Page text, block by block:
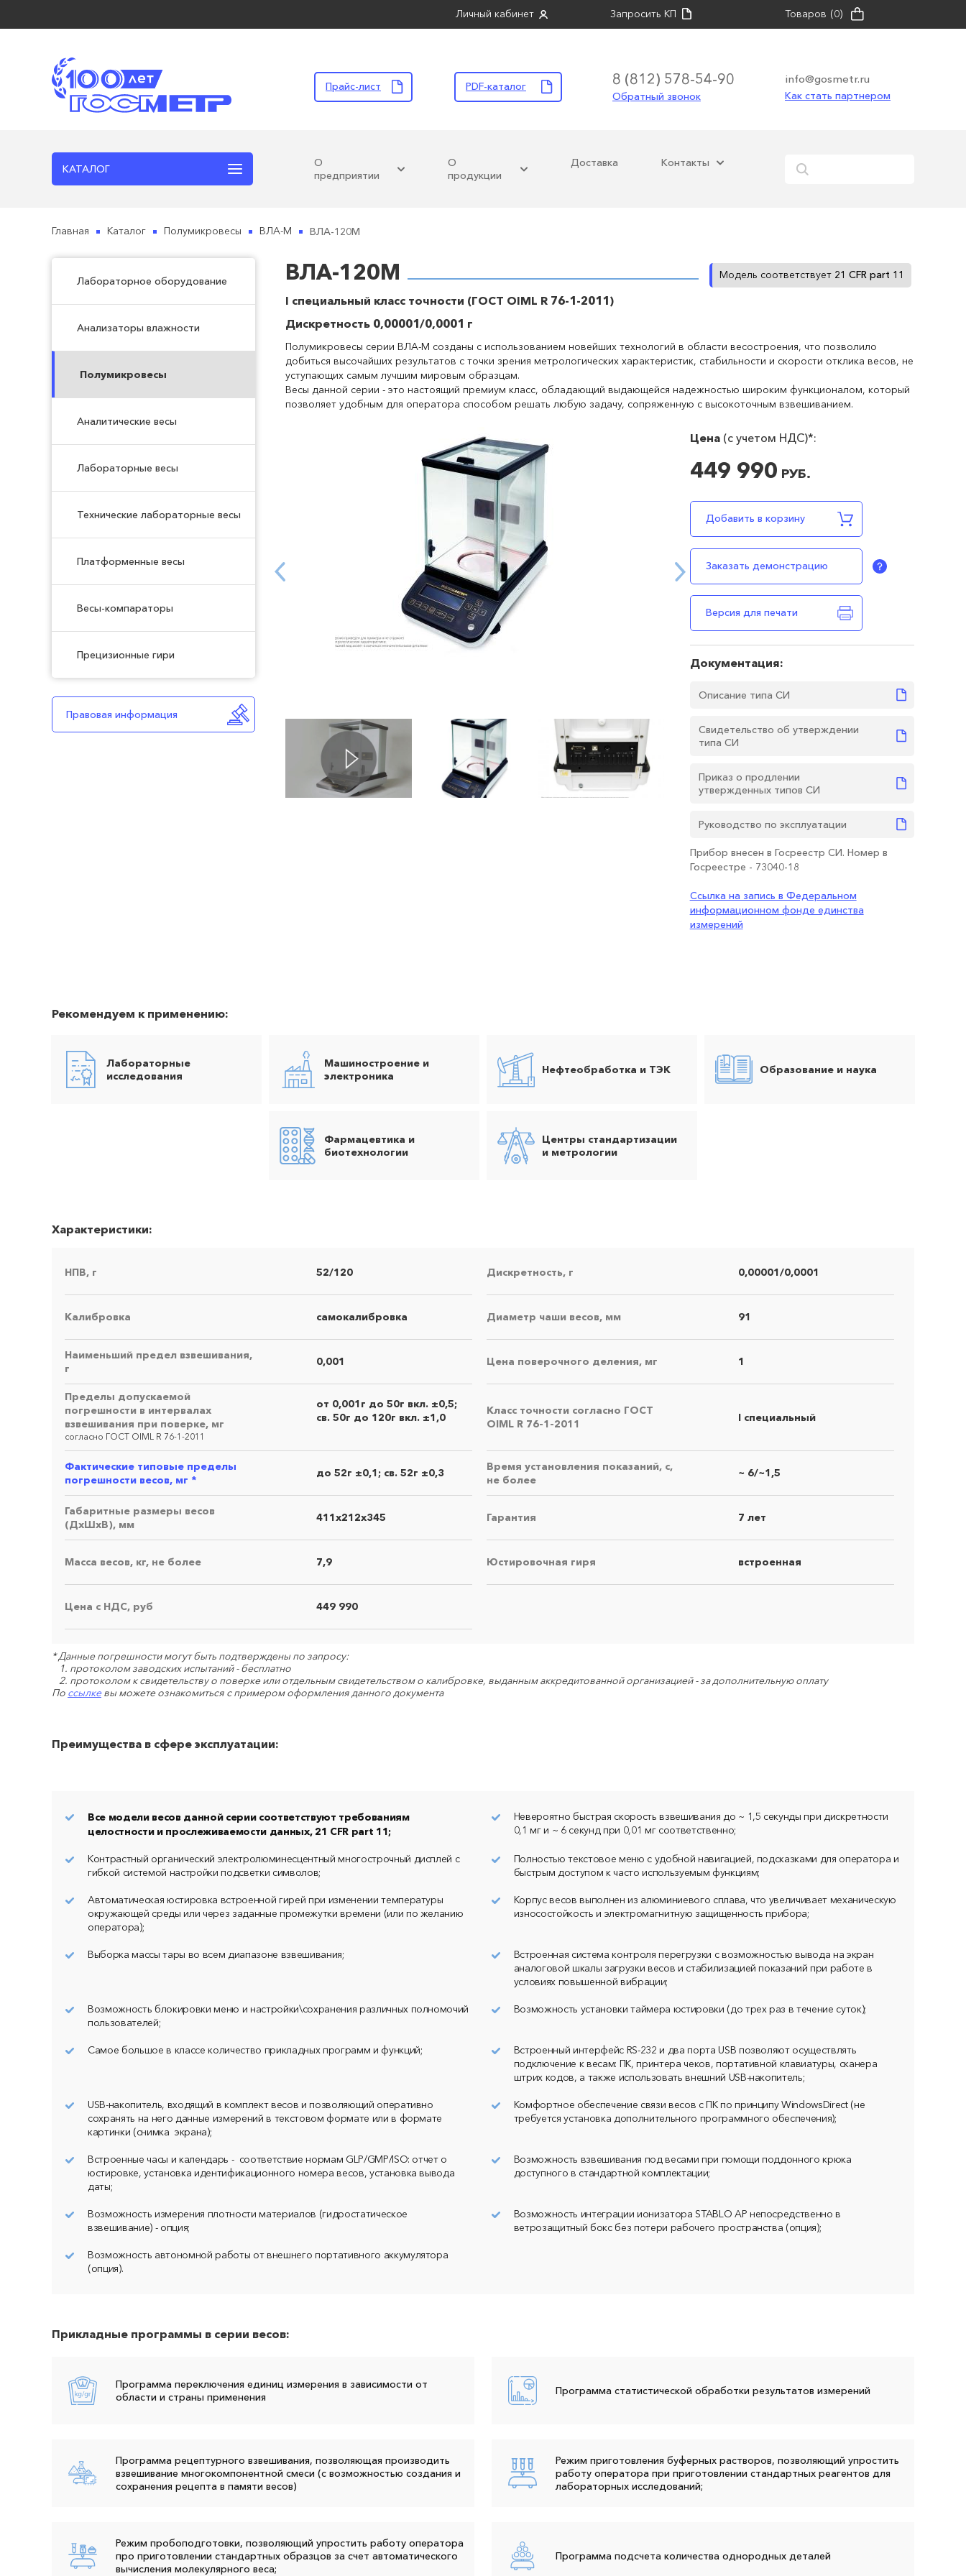
Личный кабинет Запросить КП Товаров (0)
Прайс-лист PDF-каталог 8 (812) 578-54-90
Обратный звонок
info@gosmetr.ru
Как стать партнером
КАТАЛОГ
О
предприятии
О
продукции
Доставка Контакты
Главная Каталог Полумикровесы ВЛА-М ВЛА-120М
Лабораторное оборудование
Анализаторы влажности
Полумикровесы
Аналитические весы
Лабораторные весы
Технические лабораторные весы
Платформенные весы
Весы-компараторы
Прецизионные гири
Правовая информация
ВЛА-120М ГОСМЕТР Модель соответствует 21 СFR part 11
I специальный класс точности (ГОСТ OIML R 76-1-2011)
Дискретность 0,00001/0,0001 г
Полумикровесы серии ВЛА-М созданы с использованием новейших технологий в области весостроения, что позволило
добиться высочайших результатов с точки зрения метрологических характеристик, стабильности и скорости отклика весов, не
уступающих самым лучшим мировым образцам.
Весы данной серии - это настоящий премиум класс, обладающий выдающейся надежностью широким функционалом, который
позволяет удобным для оператора способом решать любую задачу, сопряженную с высокоточным взвешиванием.
Цена (c учетом НДС)*:
449 990 РУБ.
449990
RUB
Добавить в корзину
Заказать демонстрацию
Версия для печати
Документация:
Описание типа СИ
Свидетельство об утверждении
типа СИ
Приказ о продлении
утвержденных типов СИ
Руководство по эксплуатации
Прибор внесен в Госреестр СИ. Номер в
Госреестре - 73040-18
Ссылка на запись в Федеральном
информационном фонде единства
измерений
Рекомендуем к применению:
Лабораторные
исследования
Машиностроение и
электроника
Нефтеобработка и ТЭК Образование и наука
Фармацевтика и
биотехнологии
Центры стандартизации
и метрологии
Характеристики:
НПВ, г 52/120 Дискретность, г 0,00001/0,0001
Калибровка самокалибровка Диаметр чаши весов, мм 91
Наименьший предел взвешивания,
г
0,001 Цена поверочного деления, мг 1
Пределы допускаемой
погрешности в интервалах
взвешивания при поверке, мг
от 0,001г до 50г вкл. ±0,5;
св. 50г до 120г вкл. ±1,0
согласно ГОСТ OIML R 76-1-2011
Класс точности согласно ГОСТ
OIML R 76-1-2011
I специальный
Фактические типовые пределы
погрешности весов, мг *
до 52г ±0,1; св. 52г ±0,3
Время установления показаний, с,
не более
~ 6/~1,5
Габаритные размеры весов
(ДхШхВ), мм
411х212х345 Гарантия 7 лет
Масса весов, кг, не более 7,9 Юстировочная гиря встроенная
Цена с НДС, руб 449 990
* Данные погрешности могут быть подтверждены по запросу:
протоколом заводских испытаний - бесплатно
протоколом к свидетельству о поверке или отдельным свидетельством о калибровке, выданным аккредитованной организацией - за дополнительную оплату
По ссылкевы можете ознакомиться с примером оформления данного документа
Преимущества в сфере эксплуатации:
Все модели весов данной серии соответствуют требованиям
целостности и прослеживаемости данных, 21 СFR part 11;
Невероятно быстрая скорость взвешивания до ~ 1,5 секунды при дискретности
0,1 мг и ~ 6 секунд при 0,01 мг соответственно;
Контрастный органический электролюминесцентный многострочный дисплей с
гибкой системой настройки подсветки символов;
Полностью текстовое меню с удобной навигацией, подсказками для оператора и
быстрым доступом к часто используемым функциям;
Автоматическая юстировка встроенной гирей при изменении температуры
окружающей среды или через заданные промежутки времени (или по желанию
оператора);
Корпус весов выполнен из алюминиевого сплава, что увеличивает механическую
износостойкость и электромагнитную защищенность прибора;
Выборка массы тары во всем диапазоне взвешивания;
Встроенная система контроля перегрузки с возможностью вывода на экран
аналоговой шкалы загрузки весов и стабилизацией показаний при работе в
условиях повышенной вибрации;
Возможность блокировки меню и настройки\сохранения различных полномочий
пользователей;
Возможность установки таймера юстировки (до трех раз в течение суток);
Самое большое в классе количество прикладных программ и функций;
Встроенный интерфейс RS-232 и два порта USB позволяют осуществлять
подключение к весам: ПК, принтера чеков, портативной клавиатуры, сканера
штрих кодов, а также использовать внешний USB-накопитель;
USB-накопитель, входящий в комплект весов и позволяющий оперативно
сохранять на него данные измерений в текстовом формате или в формате
картинки (снимка экрана);
Комфортное обеспечение связи весов с ПК по принципу WindowsDirect (не
требуется установка дополнительного программного обеспечения);
Встроенные часы и календарь - соответствие нормам GLP/GMP/ISO: отчет о
юстировке, установка идентификационного номера весов, установка вывода
даты;
Возможность взвешивания под весами при помощи поддонного крюка
доступного в стандартной комплектации;
Возможность измерения плотности материалов (гидростатическое
взвешивание) - опция;
Возможность интеграции ионизатора STABLO AP непосредственно в
ветрозащитный бокс без потери рабочего пространства (опция);
Возможность автономной работы от внешнего портативного аккумулятора
(опция).
Прикладные программы в серии весов:
Программа переключения единиц измерения в зависимости от
области и страны применения
Программа статистической обработки результатов измерений
Программа рецептурного взвешивания, позволяющая производить
взвешивание многокомпонентной смеси (с возможностью создания и
сохранения рецепта в памяти весов)
Режим приготовления буферных растворов, позволяющий упростить
работу оператора при приготовлении стандартных реагентов для
лабораторных исследований;
Режим пробоподготовки, позволяющий упростить работу оператора
про приготовлении стандартных образцов за счет автоматического
вычисления молекулярного веса;
Программа подсчета количества однородных деталей
Поиск ×
Правила направления оборудования в
• оборудование должно быть чистым, в упаковке,
полной комплектации с руководством по
сопроводительное письмо и акт неисправности
7816517580)
• отправка: ТК "Деловые линии" до терминала
перевозчика в г. Санкт-Петербург (пр. Стачек, д. 45/2)
Запросить коммерческое предложение ×
Прикрепить файл
Даю согласие на обработку